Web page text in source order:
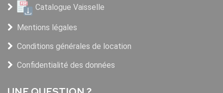
Catalogue Vaisselle
Mentions légales
Conditions générales de location
Confidentialité des données